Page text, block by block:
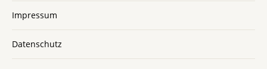
Impressum
Datenschutz